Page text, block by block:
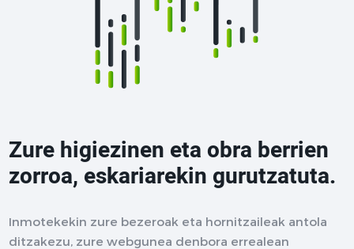
Zure higiezinen eta obra berrien
zorroa, eskariarekin gurutzatuta.
Inmotekekin zure bezeroak eta hornitzaileak antola
ditzakezu, zure webgunea denbora errealean